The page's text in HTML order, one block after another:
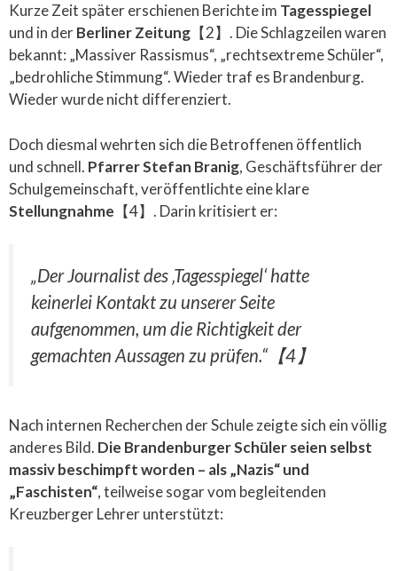
Kurze Zeit später erschienen Berichte im Tagesspiegel
und in derBerliner Zeitung 【2】. Die Schlagzeilen waren
bekannt: „Massiver Rassismus“, „rechtsextreme Schüler“,
„bedrohliche Stimmung“. Wieder traf es Brandenburg.
Wieder wurde nicht differenziert.
Doch diesmal wehrten sich die Betroffenen öffentlich
und schnell. Pfarrer Stefan Branig, Geschäftsführer der
Schulgemeinschaft, veröffentlichte eine klare
Stellungnahme 【4】. Darin kritisiert er:
„Der Journalist des ‚Tagesspiegel‘ hatte
keinerlei Kontakt zu unserer Seite
aufgenommen, um die Richtigkeit der
gemachten Aussagen zu prüfen.“【4】
Nach internen Recherchen der Schule zeigte sich ein völlig
anderes Bild. Die Brandenburger Schüler seien selbst
massiv beschimpft worden – als „Nazis“ und
„Faschisten“, teilweise sogar vom begleitenden
Kreuzberger Lehrer unterstützt: